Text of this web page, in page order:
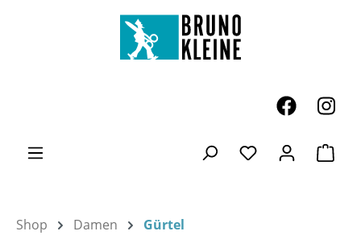
Zum Hauptinhalt springen
Du hast 0
Shop Damen Gürtel